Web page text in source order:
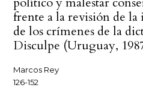
frente a la revisión de
de los crímenes de la
Disculpe (Uruguay,
Marcos Rey
126-152